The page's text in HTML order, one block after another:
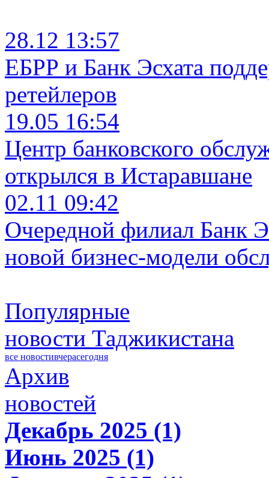
28.12 13:57
ЕБРР и Банк Эсхата
ретейлеров
19.05 16:54
Центр банковского
открылся в Истаравшане
02.11 09:42
Очередной филиал Банк
новой бизнес-модели
Популярные
новости Таджикистана
все новостивчерасегодня
Архив
новостей
Декабрь 2025 (1)
Июнь 2025 (1)